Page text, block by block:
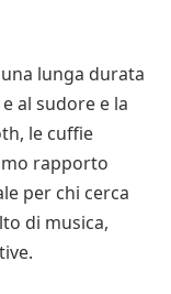
lunga durata
al sudore e la
le cuffie
rapporto
per chi cerca
di musica,